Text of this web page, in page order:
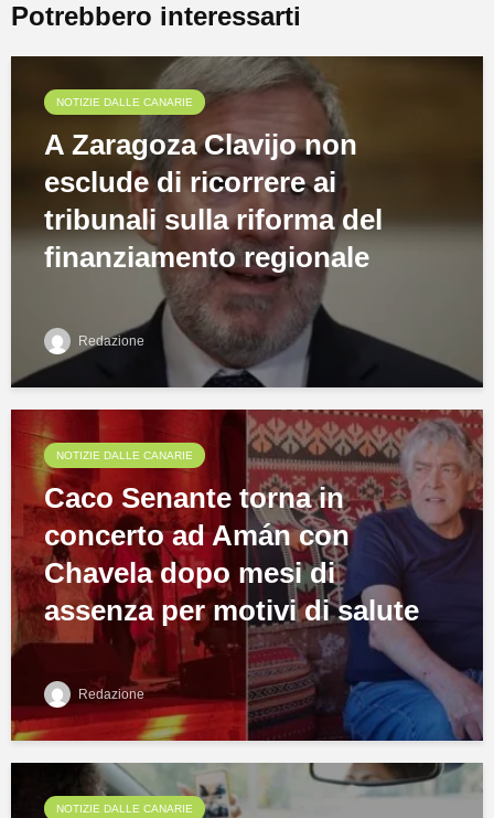
Potrebbero interessarti
NOTIZIE DALLE CANARIE
A Zaragoza Clavijo non
esclude di ricorrere ai
tribunali sulla riforma del
finanziamento regionale
Redazione
NOTIZIE DALLE CANARIE
Caco Senante torna in
concerto ad Amán con
Chavela dopo mesi di
assenza per motivi di salute
Redazione
NOTIZIE DALLE CANARIE